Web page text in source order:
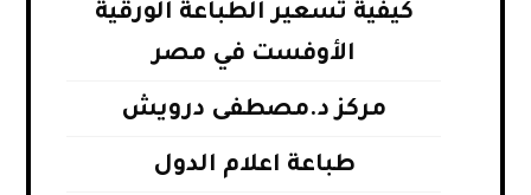
كيفية تسعير الطباعة الورقية
الأوفست في مصر
مركز د.مصطفى درويش
طباعة اعلام الدول